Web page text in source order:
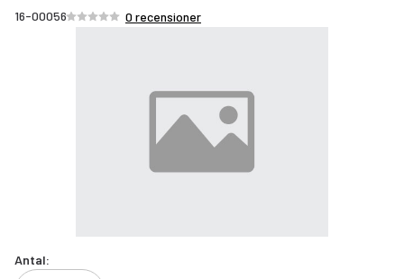
16-00056Betyg /5 stjärnor
0 recensioner
Antal: